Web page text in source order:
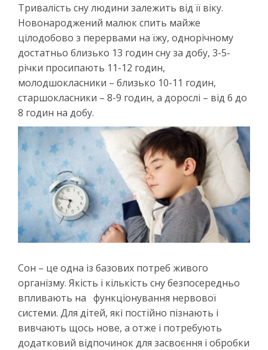
Тривалість сну людини залежить від її віку.
Новонароджений малюк спить майже
цілодобово з перервами на їжу, однорічному
достатньо близько 13 годин сну за добу, 3-5-
річки просипають 11-12 годин,
молодшокласники – близько 10-11 годин,
старшокласники – 8-9 годин, а дорослі – від 6 до
8 годин на добу.
Сон – це одна із базових потреб живого
організму. Якість і кількість сну безпосередньо
впливають на функціонування нервової
системи. Для дітей, які постійно пізнають і
вивчають щось нове, а отже і потребують
додатковий відпочинок для засвоєння і обробки